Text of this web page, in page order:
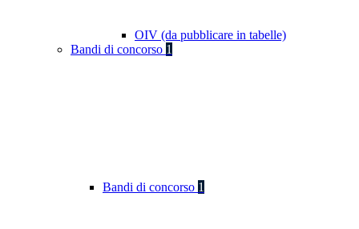
OIV (da pubblicare in tabelle)
Bandi di concorso 1
Bandi di concorso 1